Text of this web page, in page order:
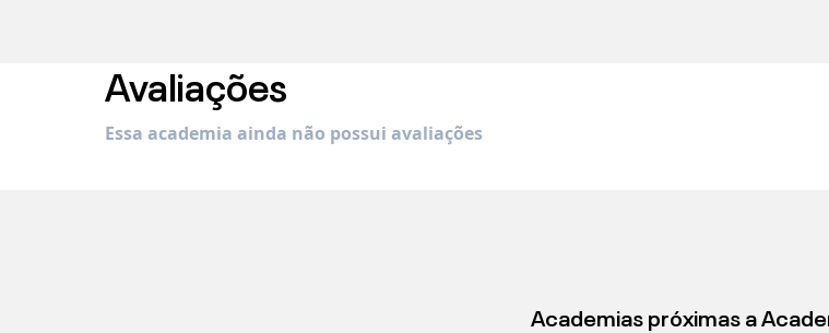
Avaliações
Essa academia ainda não possui avaliações
Academias próximas a